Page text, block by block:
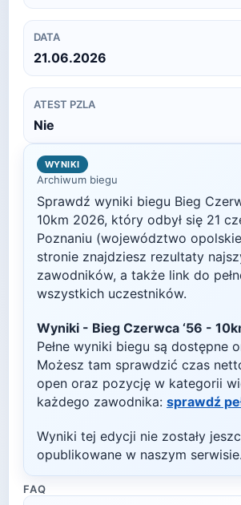
DATA
21.06.2026
ATEST PZLA
Nie
WYNIKI
Archiwum biegu
Sprawdź wyniki biegu Bieg
10km 2026, który odbył się 21
Poznaniu (województwo
stronie znajdziesz rezultaty
zawodników, a także link do
wszystkich uczestników.
Wyniki - Bieg Czerwca ‘56 -
Pełne wyniki biegu są dostępne
Możesz tam sprawdzić czas
open oraz pozycję w kategorii
każdego zawodnika: sprawdź
Wyniki tej edycji nie zostały
opublikowane w naszym serwisie.
FAQ